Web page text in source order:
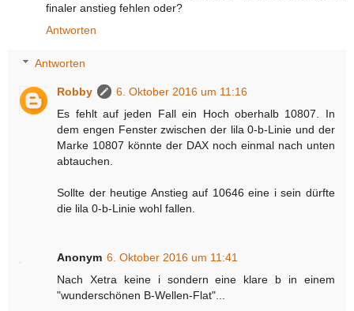
finaler anstieg fehlen oder?
Antworten
Antworten
Robby
6. Oktober 2016 um 11:16
Es fehlt auf jeden Fall ein Hoch oberhalb 10807. In
dem engen Fenster zwischen der lila 0-b-Linie und der
Marke 10807 könnte der DAX noch einmal nach unten
abtauchen.
Sollte der heutige Anstieg auf 10646 eine i sein dürfte
die lila 0-b-Linie wohl fallen.
Anonym 6. Oktober 2016 um 11:41
Nach Xetra keine i sondern eine klare b in einem
"wunderschönen B-Wellen-Flat"...